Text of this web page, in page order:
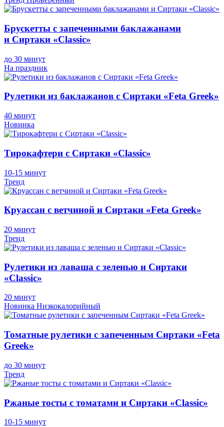
Брускетты с запеченными баклажанами
и Сиртаки «Classic»
до 30 минут
На праздник
Рулетики из баклажанов с Сиртаки «Feta Greek»
40 минут
Новинка
Тирокафтери с Сиртаки «Classic»
10-15 минут
Тренд
Круассан с ветчиной и Сиртаки «Feta Greek»
20 минут
Тренд
Рулетики из лаваша с зеленью и Сиртаки
«Classic»
20 минут
Новинка Низкокалорийный
Томатные рулетики с запеченным Сиртаки «Feta
Greek»
до 30 минут
Тренд
Ржаные тосты с томатами и Сиртаки «Classic»
10-15 минут